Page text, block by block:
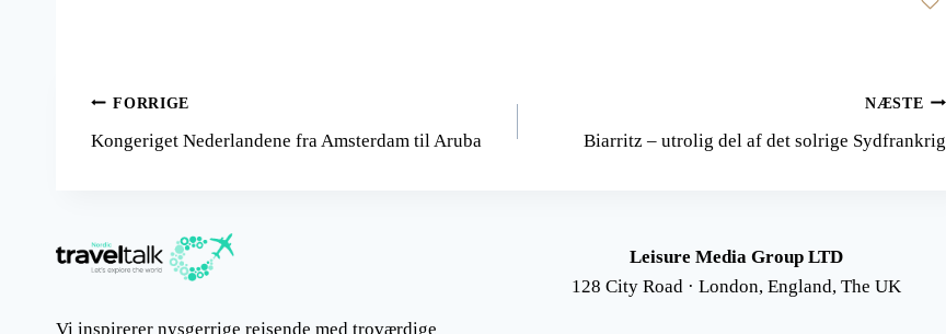
Indlægsnavigation
FORRIGE
Kongeriget Nederlandene fra Amsterdam til Aruba
NÆSTE
Biarritz – utrolig del af det solrige Sydfrankrig
Vi inspirerer nysgerrige rejsende med troværdige
Leisure Media Group LTD
128 City Road · London, England, The UK